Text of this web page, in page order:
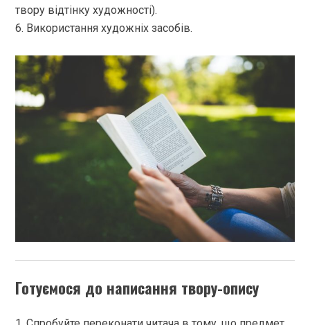
твору відтінку художності).
6. Використання художніх засобів.
Готуємося до написання твору-опису